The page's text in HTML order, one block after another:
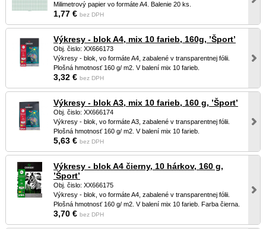
Milimetrový papier vo formáte A4. Balenie 20 ks.
1,77 € bez DPH
Výkresy - blok A4, mix 10 farieb, 160g, ’Šport’
Obj. čislo: XX666173
Výkresy - blok, vo formáte A4, zabalené v transparentnej fólii.
Plošná hmotnosť 160 g/ m2. V balení mix 10 farieb.
3,32 € bez DPH
Výkresy - blok A3, mix 10 farieb, 160 g, ’Šport’
Obj. čislo: XX666174
Výkresy - blok, vo formáte A3, zabalené v transparentnej fólii.
Plošná hmotnosť 160 g/ m2. V balení mix 10 farieb.
5,63 € bez DPH
Výkresy - blok A4 čierny, 10 hárkov, 160 g,
’Šport’
Obj. čislo: XX666175
Výkresy - blok, vo formáte A4, zabalené v transparentnej fólii.
Plošná hmotnosť 160 g/ m2. V balení mix 10 farieb. Farba čierna.
3,70 € bez DPH